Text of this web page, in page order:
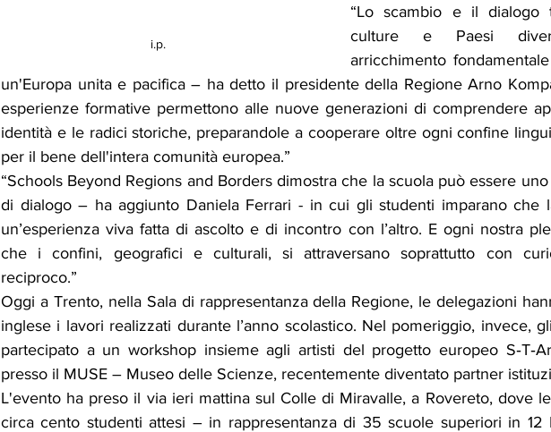
i.p.
“Lo scambio e il
culture e Paesi
arricchimento
un'Europa unita e pacifica – ha detto il presidente della Regione Arno
esperienze formative permettono alle nuove generazioni di comprendere
identità e le radici storiche, preparandole a cooperare oltre ogni confine
per il bene dell'intera comunità europea.”
“Schools Beyond Regions and Borders dimostra che la scuola può essere
di dialogo – ha aggiunto Daniela Ferrari - in cui gli studenti imparano che
un’esperienza viva fatta di ascolto e di incontro con l’altro. E ogni nostra
che i confini, geografici e culturali, si attraversano soprattutto con
reciproco.”
Oggi a Trento, nella Sala di rappresentanza della Regione, le delegazioni
inglese i lavori realizzati durante l’anno scolastico. Nel pomeriggio, invece,
partecipato a un workshop insieme agli artisti del progetto europeo
presso il MUSE – Museo delle Scienze, recentemente diventato partner
L'evento ha preso il via ieri mattina sul Colle di Miravalle, a Rovereto, dove
circa cento studenti attesi – in rappresentanza di 35 scuole superiori in 12